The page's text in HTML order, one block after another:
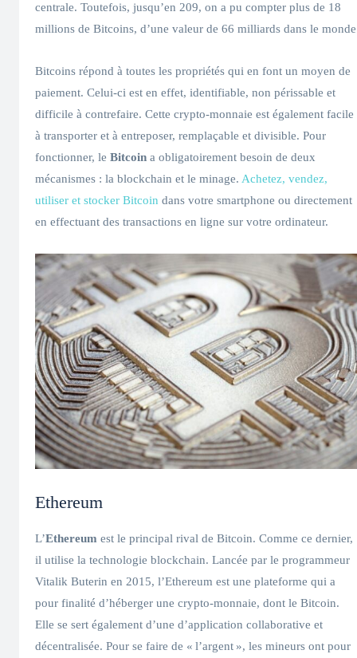
centrale. Toutefois, jusqu’en 209, on a pu compter plus de 18
millions de Bitcoins, d’une valeur de 66 milliards dans le
Bitcoins répond à toutes les propriétés qui en font un moyen de
paiement. Celui-ci est en effet, identifiable, non périssable et
difficile à contrefaire. Cette crypto-monnaie est également facile
à transporter et à entreposer, remplaçable et divisible. Pour
fonctionner, le Bitcoin a obligatoirement besoin de deux
mécanismes : la blockchain et le minage. Achetez, vendez,
utiliser et stocker Bitcoin dans votre smartphone ou directement
en effectuant des transactions en ligne sur votre ordinateur.
Ethereum
L’Ethereum est le principal rival de Bitcoin. Comme ce dernier,
il utilise la technologie blockchain. Lancée par le programmeur
Vitalik Buterin en 2015, l’Ethereum est une plateforme qui a
pour finalité d’héberger une crypto-monnaie, dont le Bitcoin.
Elle se sert également d’une d’application collaborative et
décentralisée. Pour se faire de « l’argent », les mineurs ont pour